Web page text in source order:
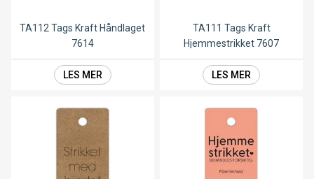
TA112 Tags Kraft Håndlaget
7614
LES MER
TA111 Tags Kraft
Hjemmestrikket 7607
LES MER